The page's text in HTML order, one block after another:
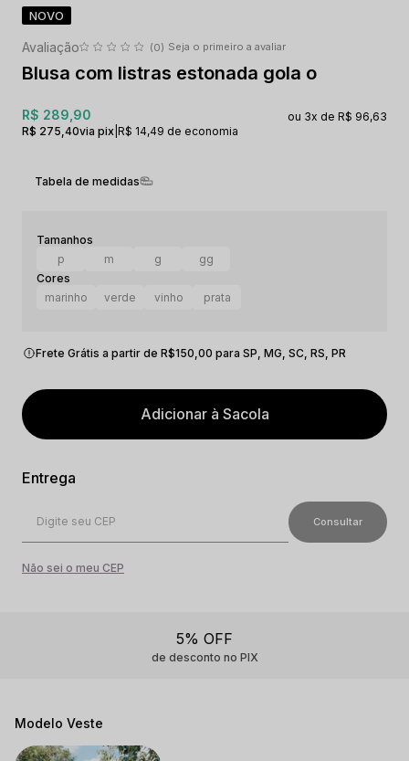
NOVO
(0) Seja o primeiro a avaliar
Blusa com listras estonada gola o
R$ 275,40via pix R$ 14,49 de economia
R$ 289,90 3x R$ 96,63
Tabela de medidas
p m g gg
marinho verde vinho prata
Adicionar à Sacola
Frete Grátis a partir de R$150,00 para SP, MG, SC, RS, PR
Não sei o meu CEP
5% OFF
de desconto no PIX
Modelo Veste